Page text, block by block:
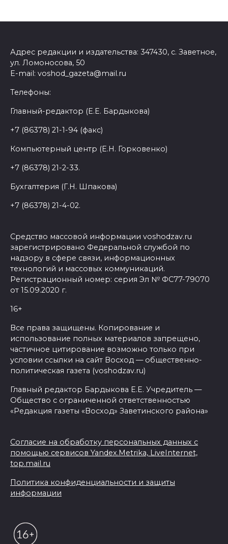
Адрес редакции и издательства: 347430, с. Заветное,
ул. Ломоносова, 50
E-mail: voshod_gazeta@mail.ru
Телефоны:
Главный-редактор (Е.Е. Бардыкова)
+7 (86378) 21-1-94 (факс)
Компьютерный центр (Е.Н. Горковенко)
+7 (86378) 21-2-33.
Бухгалтерия (Г.Н. Шпакова)
+7 (86378) 21-4-02.
Средство массовой информации voshodzav.ru
зарегистрировано Федеральной службой по
надзору в сфере связи, информационных
технологий и массовых коммуникаций.
Регистрационный номер: серия Эл № ФС77-79070
от 15.09.2020 г.
16+
Все права защищены. Копирование и
использование полных материалов запрещено,
частичное цитирование возможно только при
условии ссылки на сайт Восход — общественно-
политическая газета (voshodzav.ru)
Главный редактор Бардыкова Е.Е. Учредитель —
Общество с ограниченной ответственностью
«Редакция газеты «Восход» Заветинского района»
Согласие на обработку персональных данных с
помощью сервисов Yandex.Metrika, LiveInternet,
top.mail.ru
Политика конфиденциальности и защиты
информации